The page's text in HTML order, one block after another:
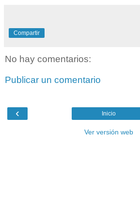
Compartir
No hay comentarios:
Publicar un comentario
‹ Inicio
Ver versión web